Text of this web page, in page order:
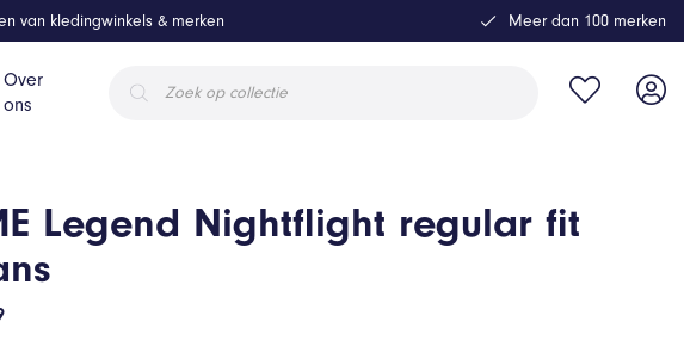
Over
ons
zoeken
van kledingwinkels & merken Meer dan 100 merken
Legend Nightflight regular fit